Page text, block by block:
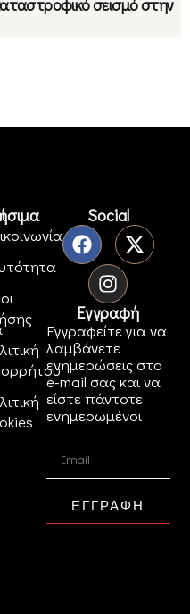
Social
Εγγραφή
Εγγραφείτε για να
λαμβάνετε
ενημερώσεις στο
e-mail σας και να
είστε πάντοτε
ενημερωμένοι
ΕΓΓΡΑΦΗ